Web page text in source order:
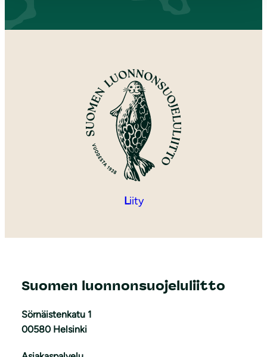
Liity
Suomen luonnonsuojeluliitto
Sörnäistenkatu 1
00580 Helsinki